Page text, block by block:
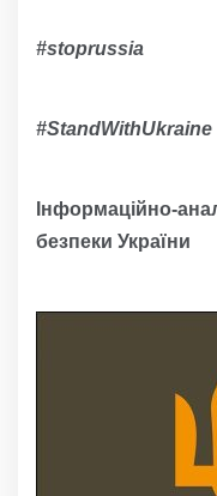
#stoprussia
#StandWithUkraine
Інформаційно-
безпеки України